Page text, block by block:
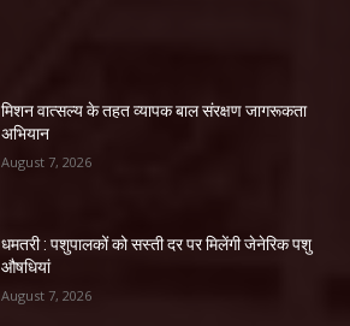
मिशन वात्सल्य के तहत व्यापक बाल संरक्षण जागरूकता
अभियान
August 7, 2026
धमतरी : पशुपालकों को सस्ती दर पर मिलेंगी जेनेरिक पशु
औषधियां
August 7, 2026